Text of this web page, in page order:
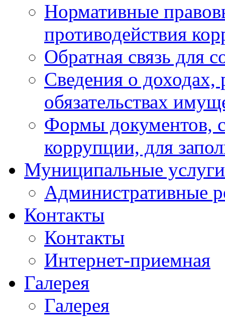
Нормативные
противодействия
Обратная связь для
Сведения о доходах,
обязательствах
Формы документов,
коррупции, для
Муниципальные услуги
Административные
Контакты
Контакты
Интернет-приемная
Галерея
Галерея